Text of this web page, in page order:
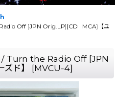
Off [JPN Orig.LP][CD | MCA]【ユ
/ Turn the Radio Off [JPN
ド】
[MVCU-4]